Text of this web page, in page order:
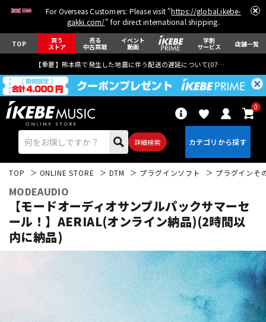
For Overseas Customers: Please visit "https://global.ikebe-
gakki.com/" for direct international shipping.
TOP 買う
ストア
売る
中古買取
イベント
動画
学割
サービス 店舗一覧
【重要】熊本県で発生した地震に伴う配送の遅延について(07月29日
詳細検索
0
エレキギター
ウクレレ
TOP ONLINE STORE DTM プラグインソフト プラグインそ
MODEAUDIO
【モードオーディオサンプルパックサマーセ
ール！】AERIAL(オンライン納品)(2時間以
内に納品)